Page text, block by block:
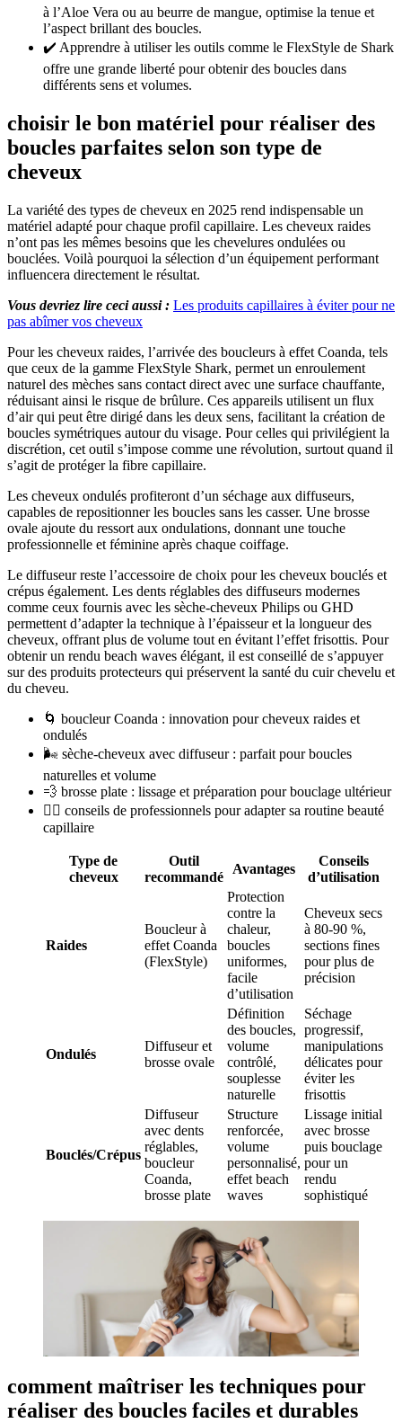
à l’Aloe Vera ou au beurre de mangue, optimise la tenue et
l’aspect brillant des boucles.
✔️ Apprendre à utiliser les outils comme le FlexStyle de Shark
offre une grande liberté pour obtenir des boucles dans
différents sens et volumes.
choisir le bon matériel pour réaliser des
boucles parfaites selon son type de
cheveux
La variété des types de cheveux en 2025 rend indispensable un
matériel adapté pour chaque profil capillaire. Les cheveux raides
n’ont pas les mêmes besoins que les chevelures ondulées ou
bouclées. Voilà pourquoi la sélection d’un équipement performant
influencera directement le résultat.
Vous devriez lire ceci aussi : Les produits capillaires à éviter pour ne
pas abîmer vos cheveux
Pour les cheveux raides, l’arrivée des boucleurs à effet Coanda, tels
que ceux de la gamme FlexStyle Shark, permet un enroulement
naturel des mèches sans contact direct avec une surface chauffante,
réduisant ainsi le risque de brûlure. Ces appareils utilisent un flux
d’air qui peut être dirigé dans les deux sens, facilitant la création de
boucles symétriques autour du visage. Pour celles qui privilégient la
discrétion, cet outil s’impose comme une révolution, surtout quand il
s’agit de protéger la fibre capillaire.
Les cheveux ondulés profiteront d’un séchage aux diffuseurs,
capables de repositionner les boucles sans les casser. Une brosse
ovale ajoute du ressort aux ondulations, donnant une touche
professionnelle et féminine après chaque coiffage.
Le diffuseur reste l’accessoire de choix pour les cheveux bouclés et
crépus également. Les dents réglables des diffuseurs modernes
comme ceux fournis avec les sèche-cheveux Philips ou GHD
permettent d’adapter la technique à l’épaisseur et la longueur des
cheveux, offrant plus de volume tout en évitant l’effet frisottis. Pour
obtenir un rendu beach waves élégant, il est conseillé de s’appuyer
sur des produits protecteurs qui préservent la santé du cuir chevelu et
du cheveu.
🌀 boucleur Coanda : innovation pour cheveux raides et
ondulés
🌬 sèche-cheveux avec diffuseur : parfait pour boucles
naturelles et volume
💨 brosse plate : lissage et préparation pour bouclage ultérieur
💇‍♀️ conseils de professionnels pour adapter sa routine beauté
capillaire
Type de
cheveux
Outil
recommandé
Avantages
Conseils
d’utilisation
Raides
Boucleur à
effet Coanda
(FlexStyle)
Protection
contre la
chaleur,
boucles
uniformes,
facile
d’utilisation
Cheveux secs
à 80-90 %,
sections fines
pour plus de
précision
Ondulés
Diffuseur et
brosse ovale
Définition
des boucles,
volume
contrôlé,
souplesse
naturelle
Séchage
progressif,
manipulations
délicates pour
éviter les
frisottis
Bouclés/Crépus
Diffuseur
avec dents
réglables,
boucleur
Coanda,
brosse plate
Structure
renforcée,
volume
personnalisé,
effet beach
waves
Lissage initial
avec brosse
puis bouclage
pour un
rendu
sophistiqué
comment maîtriser les techniques pour
réaliser des boucles faciles et durables